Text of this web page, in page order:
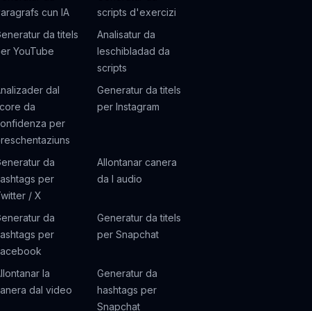
cun IA
scripts d'exercizi
da titels
YouTube
Analisatur da
leschibladad da
scripts
dal
da
per
Generatur da titels
per Instagram
da
per
/ X
Allontanar canera
da l audio
da
per
Generatur da titels
per Snapchat
la
dal video
Generatur da
hashtags per
Snapchat